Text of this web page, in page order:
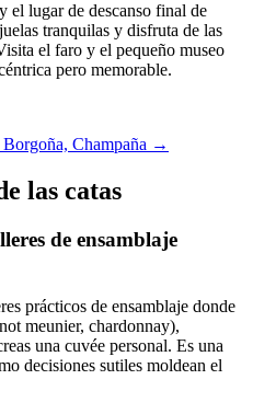
el lugar de descanso final de
tranquilas y disfruta de las
el faro y el pequeño museo
pero memorable.
Champaña →
las catas
de ensamblaje
prácticos de ensamblaje donde
meunier, chardonnay),
una cuvée personal. Es una
decisiones sutiles moldean el